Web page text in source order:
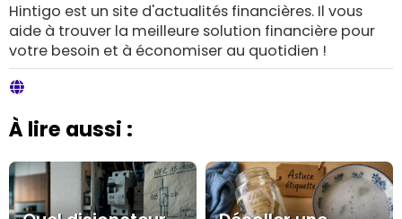
Hintigo est un site d'actualités financières. Il vous
aide à trouver la meilleure solution financière pour
votre besoin et à économiser au quotidien !
À lire aussi :